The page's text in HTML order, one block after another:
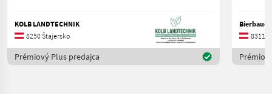
KOLB LANDTECHNIK
8250 Štajersko
Prémiový Plus predajca
Bierbauer
8311